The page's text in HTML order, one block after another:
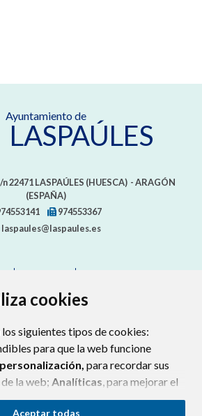
cookies
siguientes tipos de cookies:
para que la web funcione
para recordar sus
la web; Analíticas, para mejorar el
web y sus servicios.
Aceptar todas
Ayuntamiento de
LASPAÚLES
n22471LASPAÚLES (HUESCA) - ARAGÓN
(ESPAÑA)
974553367
laspaules@laspaules.es
DE DATOS
POLÍTICA DE COOKIES